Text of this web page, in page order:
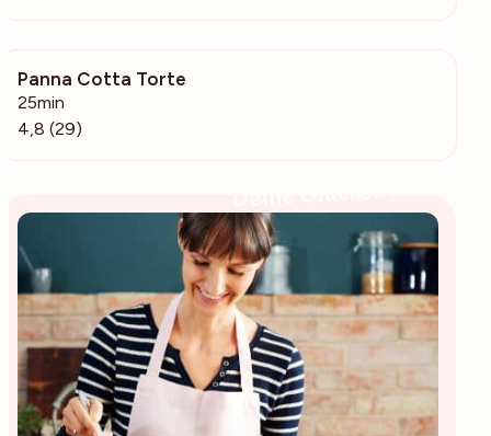
Panna Cotta Torte
25min
4,8 (29)